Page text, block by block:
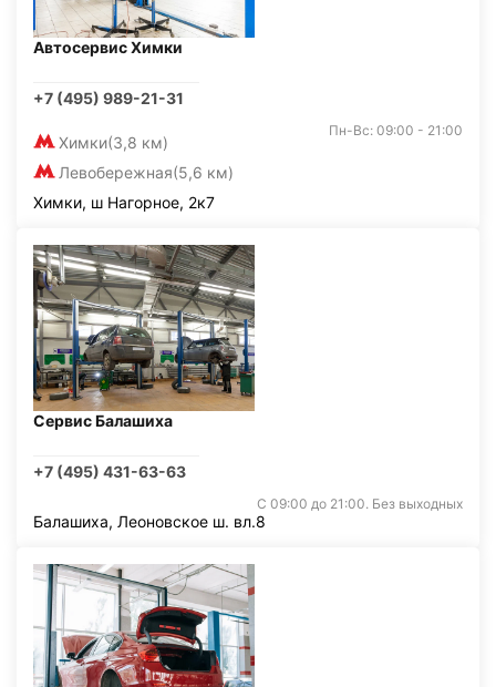
Автосервис Химки
+7 (495) 989-21-31
Химки(3,8 км)
Левобережная(5,6 км)
Пн-Вс: 09:00 - 21:00
Химки, ш Нагорное, 2к7
Сервис Балашиха
+7 (495) 431-63-63
С 09:00 до 21:00. Без выходных
Балашиха, Леоновское ш. вл.8